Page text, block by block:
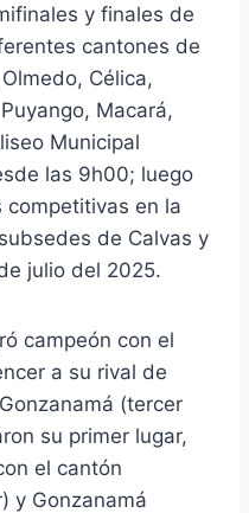
y finales de
cantones de
Célica,
Macará,
Municipal
las 9h00; luego
en la
de Calvas y
julio del 2025.
campeón con el
a su rival de
(tercer
su primer lugar,
el cantón
y Gonzanamá